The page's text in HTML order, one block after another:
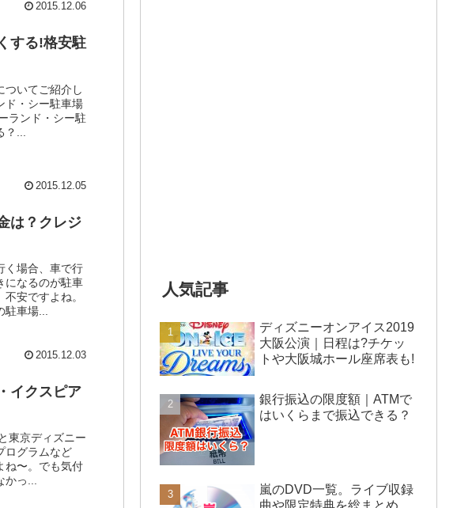
2015.12.06
する!格安駐
ついてご紹介し
ド・シー駐車場
ランド・シー駐
...
2015.12.05
は？クレジ
く場合、車で行
になるのが駐車
安ですよね。
車場...
2015.12.03
イクスピア
東京ディズニー
ログラムなど
ね〜。でも気付
っ...
人気記事
ディズニーオンアイス2019
大阪公演｜日程は?チケッ
トや大阪城ホール座席表も!
銀行振込の限度額｜ATMで
はいくらまで振込できる？
嵐のDVD一覧。ライブ収録
曲や限定特典を総まとめ